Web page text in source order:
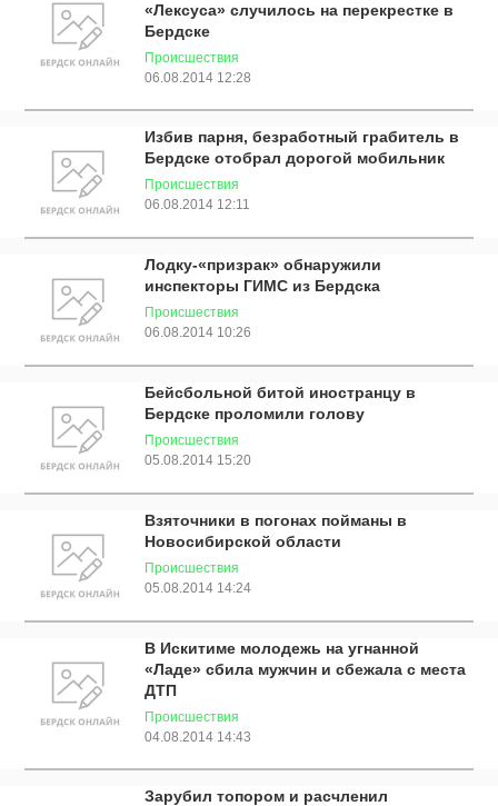
Происшествия
06.08.2014 12:28
«Лексуса» случилось на перекрестке в
Бердске
Происшествия
06.08.2014 12:11
Избив парня, безработный грабитель в
Бердске отобрал дорогой мобильник
Происшествия
06.08.2014 10:26
Лодку-«призрак» обнаружили
инспекторы ГИМС из Бердска
Происшествия
05.08.2014 15:20
Бейсбольной битой иностранцу в
Бердске проломили голову
Происшествия
05.08.2014 14:24
Взяточники в погонах пойманы в
Новосибирской области
Происшествия
04.08.2014 14:43
В Искитиме молодежь на угнанной
«Ладе» сбила мужчин и сбежала с места
ДТП
Зарубил топором и расчленил